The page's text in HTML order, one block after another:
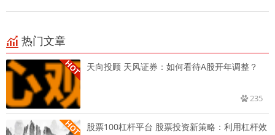
热门文章
天向投顾 天风证券：如何看待A股开年调整？
235
股票100杠杆平台 股票投资新策略：利用杠杆效